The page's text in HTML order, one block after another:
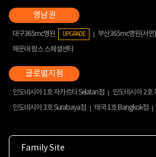
대구365mc병원 UPGRADE 부산365mc병원(서면)
해운대 람스 스페셜센터
인도네시아 1호 자카르타 Selatan점
인도네시아 2호
인도네시아 3호 Surabaya점
태국 1호 Bangkok점
Family Site